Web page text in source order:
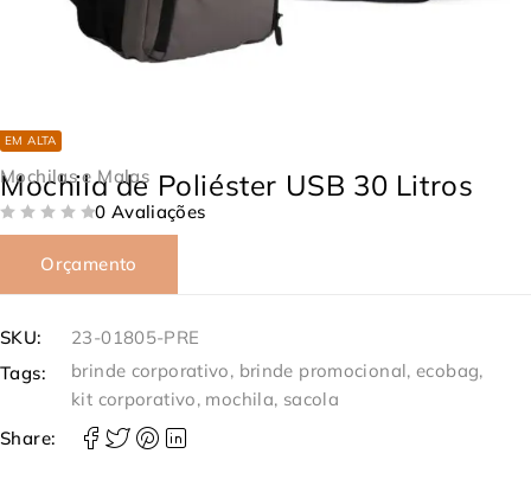
EM ALTA
Mochilas e Malas
Mochila de Poliéster USB 30 Litros
0 Avaliações
Orçamento
SKU:
23-01805-PRE
Tags:
brinde corporativo, brinde promocional, ecobag,
kit corporativo, mochila, sacola
Share: